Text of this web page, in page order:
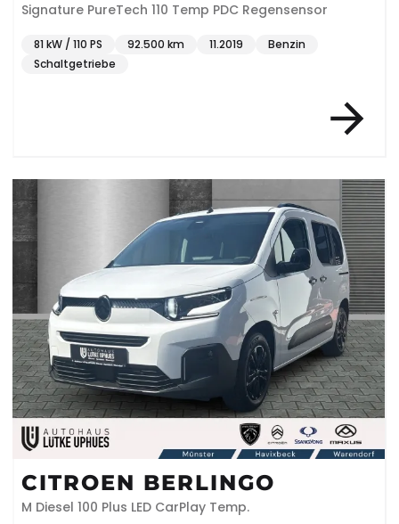
Signature PureTech 110 Temp PDC Regensensor
81 kW / 110 PS 92.500 km 11.2019
Benzin
Schaltgetriebe
CITROEN BERLINGO
M Diesel 100 Plus LED CarPlay Temp.